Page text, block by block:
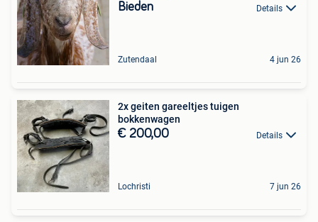
Bieden Details
Zutendaal 4 jun 26
2x geiten gareeltjes tuigen
bokkenwagen
€ 200,00 Details
Lochristi 7 jun 26